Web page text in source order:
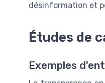
désinformation et
Études de
Exemples